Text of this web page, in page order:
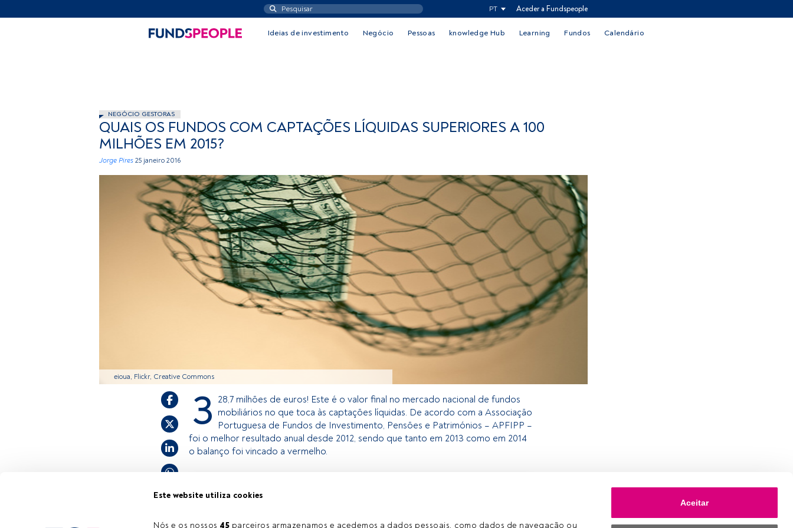
Este website utiliza cookies
Nós e os nossos 45 parceiros armazenamos e acedemos a dados pessoais, como dados de navegação ou
Aceitar
PT Aceder a Fundspeople
Ideias de investimento Negócio Pessoas knowledge Hub Learning Fundos Calendário
NEGÓCIO GESTORAS
QUAIS OS FUNDOS COM CAPTAÇÕES LÍQUIDAS SUPERIORES A 100
MILHÕES EM 2015?
Jorge Pires 25 janeiro 2016
eioua, Flickr, Creative Commons
3 28,7 milhões de euros! Este é o valor final no mercado nacional de fundos
mobiliários no que toca às captações líquidas. De acordo com a Associação
Portuguesa de Fundos de Investimento, Pensões e Patrimónios – APFIPP –
foi o melhor resultado anual desde 2012, sendo que tanto em 2013 como em 2014
o balanço foi vincado a vermelho.
Este é um artigo exclusivo para os utilizadores registados da FundsPeople. Se já
convidamo-lo a registar-se e a desfrutar de todo o universo que a